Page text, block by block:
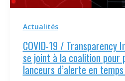
Actualités
COVID-19 / Transparency
se joint à la coalition pour
lanceurs d’alerte en